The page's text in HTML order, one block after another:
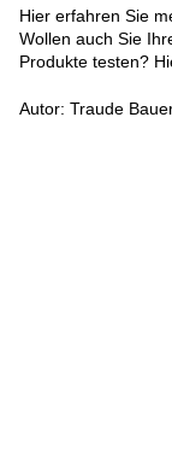
Hier erfahren Sie
Wollen auch Sie
Produkte testen?
Autor: Traude